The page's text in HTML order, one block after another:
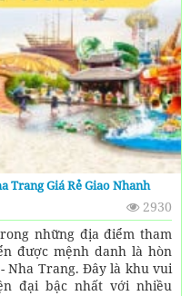
Trang Giá Rẻ Giao Nhanh
2930
những địa điểm tham
được mệnh danh là hòn
Nha Trang. Đây là khu vui
đại bậc nhất với nhiều